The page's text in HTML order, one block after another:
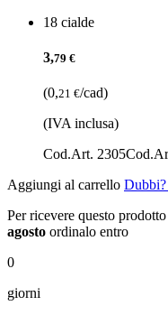
18 cialde
3,79 €
(0,21 €/cad)
(IVA inclusa)
Cod.Art. 2305
Aggiungi al carrello
Per ricevere questo
agosto ordinalo entro
0
giorni